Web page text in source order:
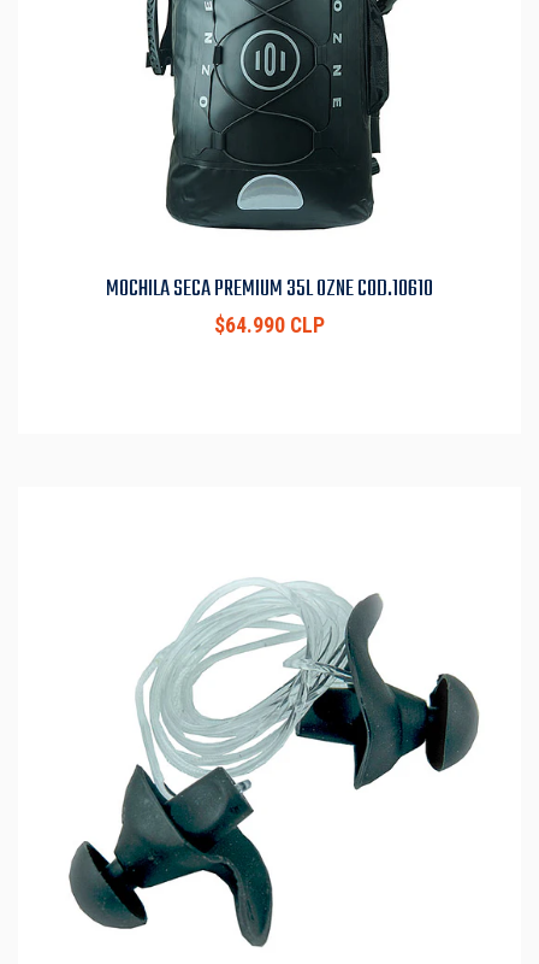
MOCHILA SECA PREMIUM 35L OZNE COD.10610
$64.990 CLP